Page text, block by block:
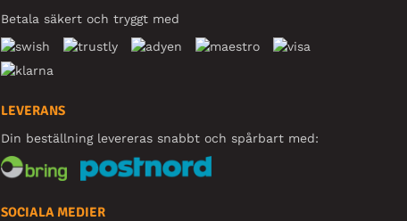
Betala säkert och tryggt med
LEVERANS
Din beställning levereras snabbt och spårbart med:
SOCIALA MEDIER